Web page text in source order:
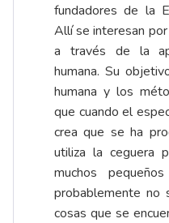
fundadores de la
Allí se interesan
a través de la
humana. Su
humana y los
que cuando el
crea que se ha
utiliza la ceguera
muchos
probablemente no
cosas que se